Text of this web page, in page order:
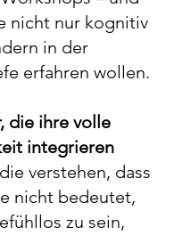
nicht nur kognitiv
in der
erfahren wollen.​
die ihre volle
integrieren
verstehen, dass
nicht bedeutet,
zu sein,